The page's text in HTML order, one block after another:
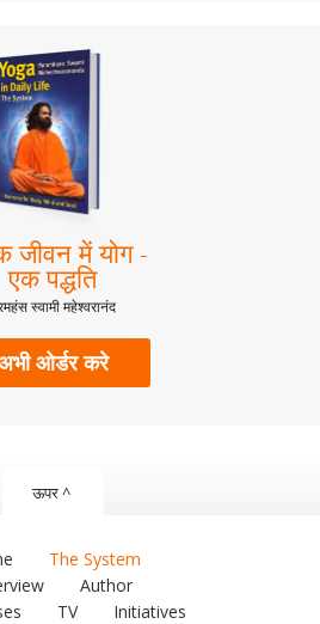
जीवन में योग -
एक पद्धति
स्वामी महेश्वरानंद
ओर्डर करे
ऊपर ^
The System
Author
TV
Initiatives